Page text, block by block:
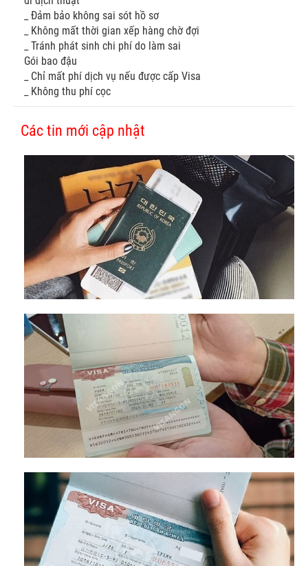
_ Đảm bảo không sai sót hồ sơ
_ Không mất thời gian xếp hàng chờ đợi
_ Tránh phát sinh chi phí do làm sai
Gói bao đậu
_ Chỉ mất phí dịch vụ nếu được cấp Visa
_ Không thu phí cọc
Các tin mới cập nhật
Có visa Hàn Quốc đi được những nước nào?
Xin visa đi làm ở Hàn Quốc cần lưu ý gì?